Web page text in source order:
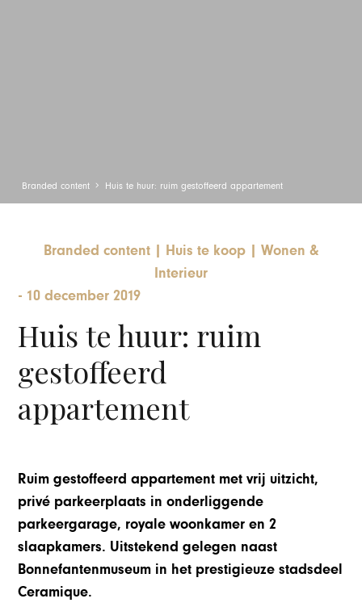
Branded content Huis te huur: ruim gestoffeerd appartement
Branded content | Huis te koop | Wonen &
Interieur
- 10 december 2019
Huis te huur: ruim
gestoffeerd
appartement
Ruim gestoffeerd appartement met vrij uitzicht,
privé parkeerplaats in onderliggende
parkeergarage, royale woonkamer en 2
slaapkamers. Uitstekend gelegen naast
Bonnefantenmuseum in het prestigieuze stadsdeel
Ceramique.